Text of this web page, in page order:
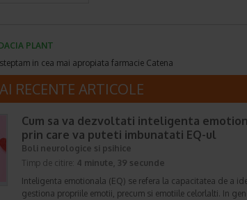
PLANT
in cea mai apropiata farmacie Catena
RECENTE ARTICOLE
Cum sa va dezvoltati inteligenta
prin care va puteti imbunatati EQ-ul
Boli neurologice si psihice
Timp de citire: 4 minute, 39 secunde
Inteligenta emotionala (EQ) se refera la capacitatea de a
gestiona propriile emotii, precum si emotiile celorlalti. In